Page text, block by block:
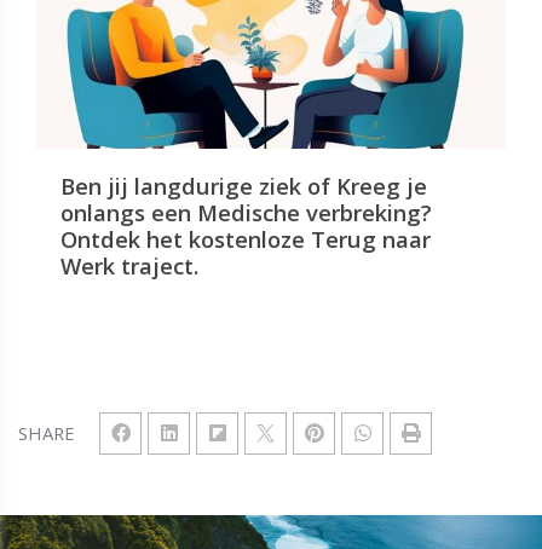
SHARE
Ben jij langdurige ziek of Kreeg je
onlangs een Medische verbreking?
Ontdek het kostenloze Terug naar
Werk traject.